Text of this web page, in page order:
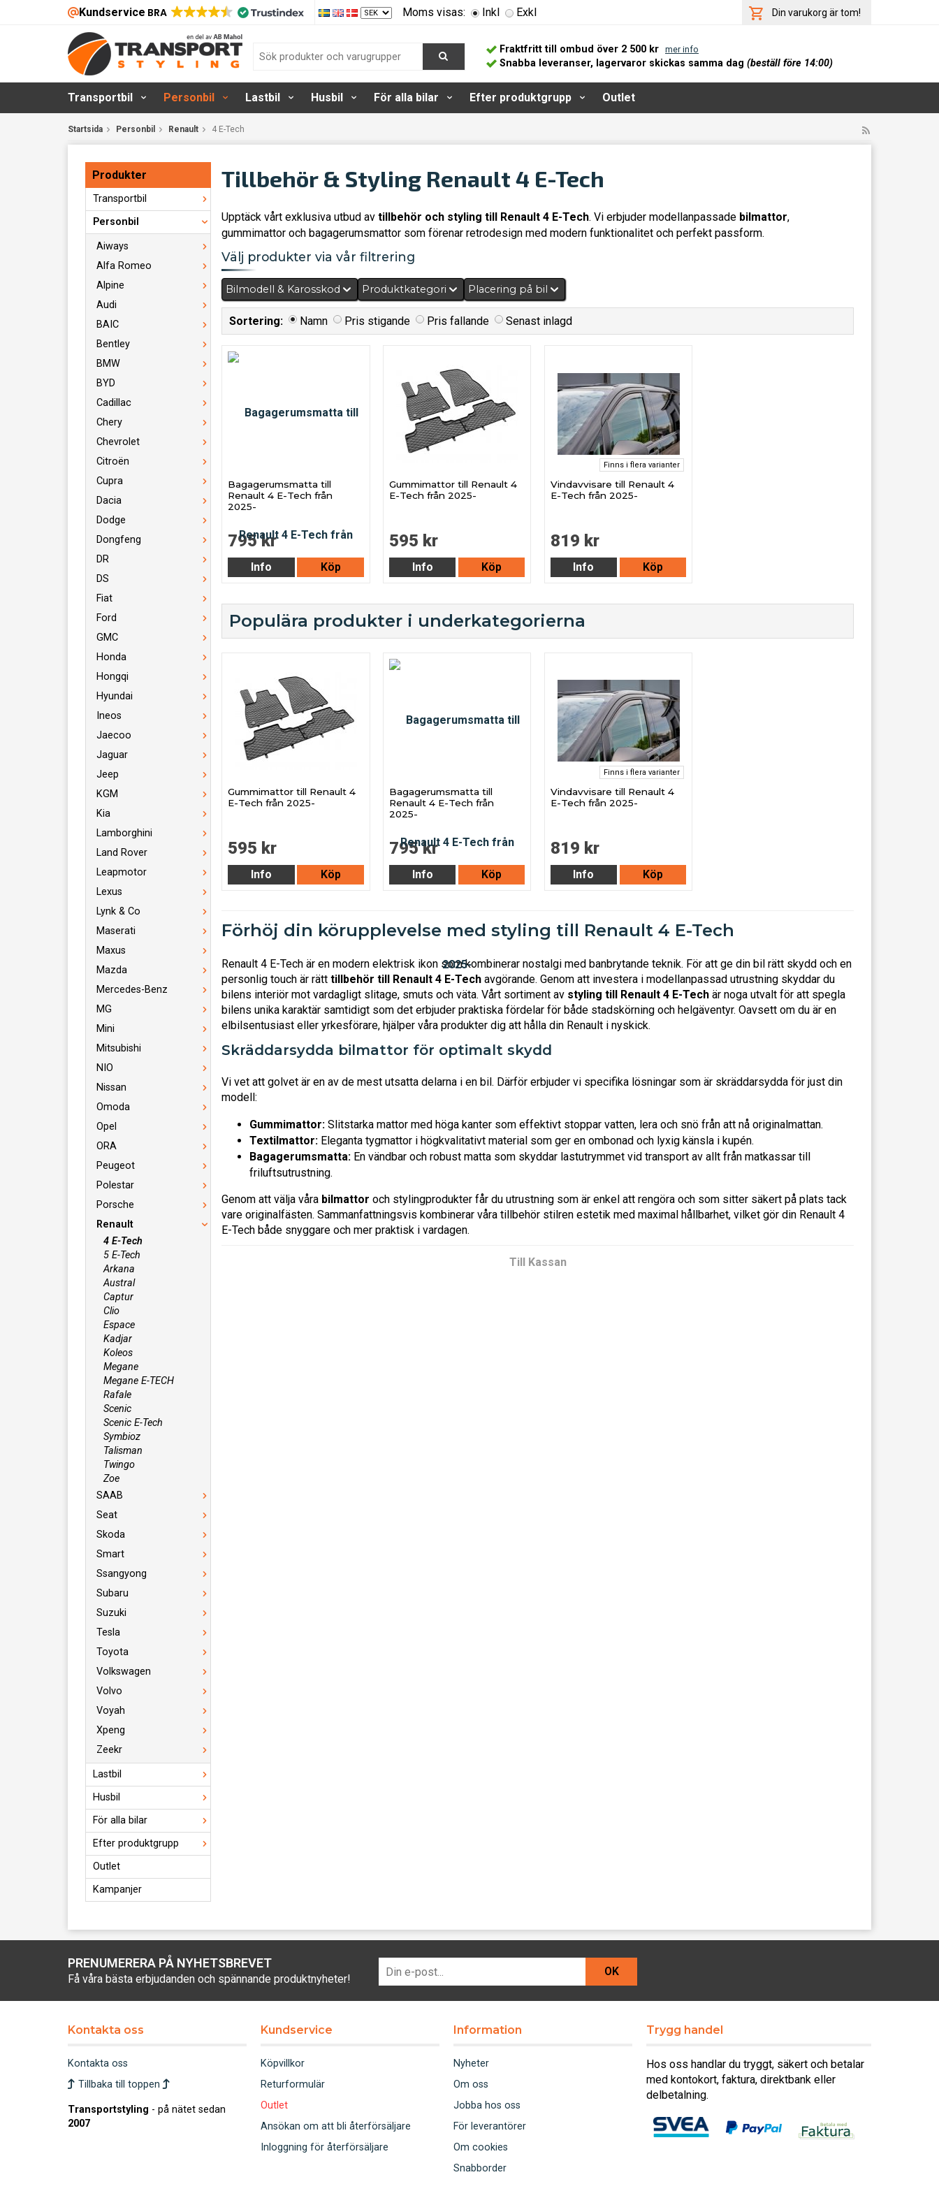
Kundservice BRA Din varukorg är tom!
Moms visas: Inkl Exkl
Fraktfritt till ombud över 2 500 kr mer info
Snabba leveranser, lagervaror skickas samma dag (beställ före 14:00)
Transportbil Personbil Lastbil Husbil För alla bilar Efter produktgrupp Outlet
Startsida Personbil Renault 4 E-Tech
Produkter
Transportbil
Personbil
Aiways
Alfa Romeo
Alpine
Audi
BAIC
Bentley
BMW
BYD
Cadillac
Chery
Chevrolet
Citroën
Cupra
Dacia
Dodge
Dongfeng
DR
DS
Fiat
Ford
GMC
Honda
Hongqi
Hyundai
Ineos
Jaecoo
Jaguar
Jeep
KGM
Kia
Lamborghini
Land Rover
Leapmotor
Lexus
Lynk & Co
Maserati
Maxus
Mazda
Mercedes-Benz
MG
Mini
Mitsubishi
NIO
Nissan
Omoda
Opel
ORA
Peugeot
Polestar
Porsche
Renault
4 E-Tech
5 E-Tech
Arkana
Austral
Captur
Clio
Espace
Kadjar
Koleos
Megane
Megane E-TECH
Rafale
Scenic
Scenic E-Tech
Symbioz
Talisman
Twingo
Zoe
SAAB
Seat
Skoda
Smart
Ssangyong
Subaru
Suzuki
Tesla
Toyota
Volkswagen
Volvo
Voyah
Xpeng
Zeekr
Lastbil
Husbil
För alla bilar
Efter produktgrupp
Outlet
Kampanjer
Tillbehör & Styling Renault 4 E-Tech
Upptäck vårt exklusiva utbud av tillbehör och styling till Renault 4 E-Tech. Vi erbjuder modellanpassade bilmattor,
gummimattor och bagagerumsmattor som förenar retrodesign med modern funktionalitet och perfekt passform.
Välj produkter via vår filtrering
Bilmodell & Karosskod Produktkategori Placering på bil
Sortering: Namn Pris stigande Pris fallande Senast inlagd
Bagagerumsmatta till
Renault 4 E-Tech från
2025-
795 kr
Info Köp
Gummimattor till Renault 4
E-Tech från 2025-
595 kr
Info Köp
Finns i flera varianter
Vindavvisare till Renault 4
E-Tech från 2025-
819 kr
Info Köp
Populära produkter i underkategorierna
Gummimattor till Renault 4
E-Tech från 2025-
595 kr
Info Köp
Bagagerumsmatta till
Renault 4 E-Tech från
2025-
795 kr
Info Köp
Finns i flera varianter
Vindavvisare till Renault 4
E-Tech från 2025-
819 kr
Info Köp
Förhöj din körupplevelse med styling till Renault 4 E-Tech
Renault 4 E-Tech är en modern elektrisk ikon som kombinerar nostalgi med banbrytande teknik. För att ge din bil rätt skydd och en
personlig touch är rätt tillbehör till Renault 4 E-Tech avgörande. Genom att investera i modellanpassad utrustning skyddar du
bilens interiör mot vardagligt slitage, smuts och väta. Vårt sortiment av styling till Renault 4 E-Tech är noga utvalt för att spegla
bilens unika karaktär samtidigt som det erbjuder praktiska fördelar för både stadskörning och helgäventyr. Oavsett om du är en
elbilsentusiast eller yrkesförare, hjälper våra produkter dig att hålla din Renault i nyskick.
Skräddarsydda bilmattor för optimalt skydd
Vi vet att golvet är en av de mest utsatta delarna i en bil. Därför erbjuder vi specifika lösningar som är skräddarsydda för just din
modell:
Gummimattor: Slitstarka mattor med höga kanter som effektivt stoppar vatten, lera och snö från att nå originalmattan.
Textilmattor: Eleganta tygmattor i högkvalitativt material som ger en ombonad och lyxig känsla i kupén.
Bagagerumsmatta: En vändbar och robust matta som skyddar lastutrymmet vid transport av allt från matkassar till
friluftsutrustning.
Genom att välja våra bilmattor och stylingprodukter får du utrustning som är enkel att rengöra och som sitter säkert på plats tack
vare originalfästen. Sammanfattningsvis kombinerar våra tillbehör stilren estetik med maximal hållbarhet, vilket gör din Renault 4
E-Tech både snyggare och mer praktisk i vardagen.
Till Kassan
PRENUMERERA PÅ NYHETSBREVET
Få våra bästa erbjudanden och spännande produktnyheter!
OK
Kontakta oss
Kontakta oss
Tillbaka till toppen
Transportstyling - på nätet sedan
2007
Kundservice
Köpvillkor
Returformulär
Outlet
Ansökan om att bli återförsäljare
Inloggning för återförsäljare
Information
Nyheter
Om oss
Jobba hos oss
För leverantörer
Om cookies
Snabborder
Trygg handel
Hos oss handlar du tryggt, säkert och betalar
med kontokort, faktura, direktbank eller
delbetalning.